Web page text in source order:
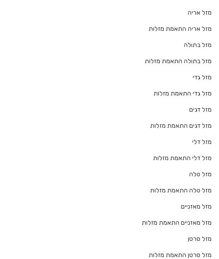
מזל אריה
מזל אריה התאמת מזלות
מזל בתולה
מזל בתולה התאמת מזלות
מזל גדי
מזל גדי התאמת מזלות
מזל דגים
מזל דגים התאמת מזלות
מזל דלי
מזל דלי התאמת מזלות
מזל טלה
מזל טלה התאמת מזלות
מזל מאזניים
מזל מאזניים התאמת מזלות
מזל סרטן
מזל סרטן התאמת מזלות